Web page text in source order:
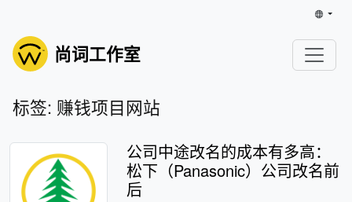
尚词工作室
标签: 赚钱项目网站
公司中途改名的成本有多高：
松下（Panasonic）公司改名前
后